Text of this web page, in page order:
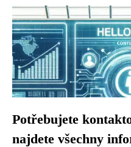
Potřebujete
najdete všechny